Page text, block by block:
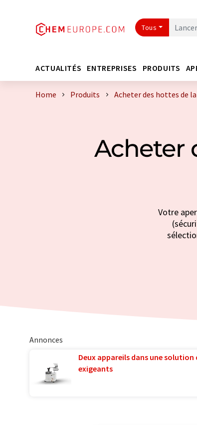
Tous
ACTUALITÉS ENTREPRISES PRODUITS
Home Produits Acheter des hottes de
Acheter
Votre
Annonces
Deux appareils dans une
exigeants